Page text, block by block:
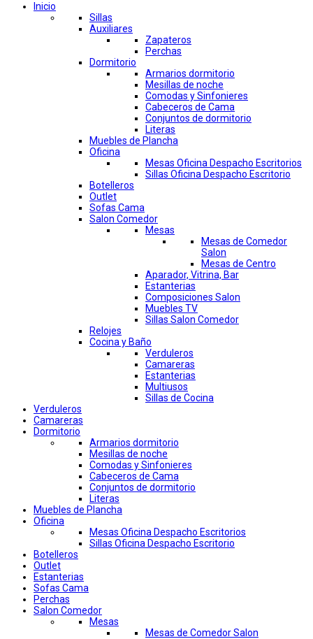
Inicio
Sillas
Auxiliares
Zapateros
Perchas
Dormitorio
Armarios dormitorio
Mesillas de noche
Comodas y Sinfonieres
Cabeceros de Cama
Conjuntos de dormitorio
Literas
Muebles de Plancha
Oficina
Mesas Oficina Despacho Escritorios
Sillas Oficina Despacho Escritorio
Botelleros
Outlet
Sofas Cama
Salon Comedor
Mesas
Mesas de Comedor
Salon
Mesas de Centro
Aparador, Vitrina, Bar
Estanterias
Composiciones Salon
Muebles TV
Sillas Salon Comedor
Relojes
Cocina y Baño
Verduleros
Camareras
Estanterias
Multiusos
Sillas de Cocina
Verduleros
Camareras
Dormitorio
Armarios dormitorio
Mesillas de noche
Comodas y Sinfonieres
Cabeceros de Cama
Conjuntos de dormitorio
Literas
Muebles de Plancha
Oficina
Mesas Oficina Despacho Escritorios
Sillas Oficina Despacho Escritorio
Botelleros
Outlet
Estanterias
Sofas Cama
Perchas
Salon Comedor
Mesas
Mesas de Comedor Salon